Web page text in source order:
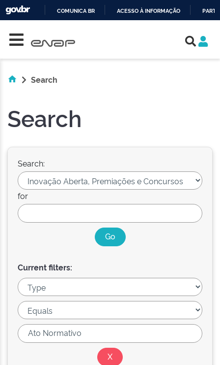
COMUNICA BR ACESSO À INFORMAÇÃO
Search
Search
Search:
for
Current filters: